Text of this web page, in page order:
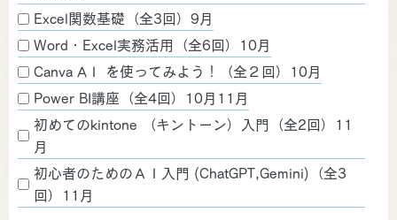
Excel関数基礎（全3回）9月
Word・Excel実務活用（全6回）10月
Canva AＩ を使ってみよう！（全２回）10月
Power BI講座（全4回）10月11月
初めてのkintone （キントーン）入門（全2回）11
月
初心者のためのＡＩ入門 (ChatGPT,Gemini)（全3
回）11月